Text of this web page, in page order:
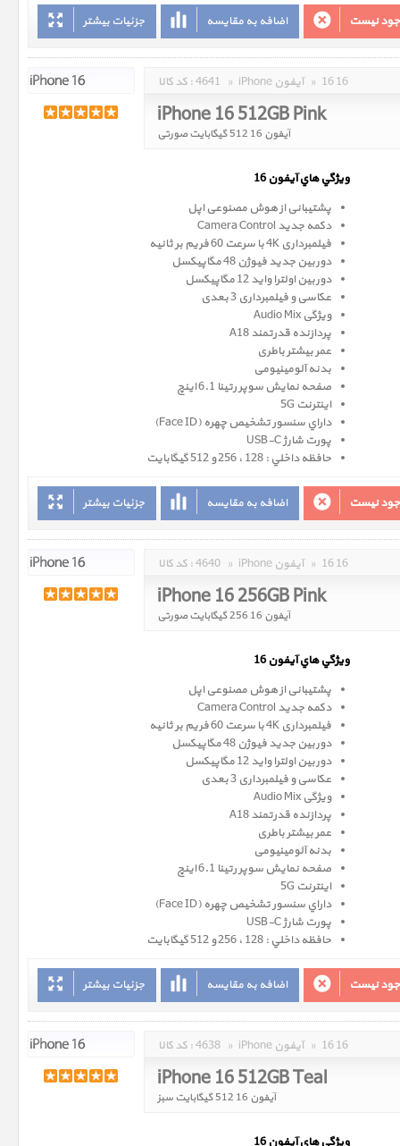
جزئیات بیشتر اضافه به مقایسه نیست
کد کالا : 4641 » iPhone آیفون » 16 16
iPhone 16 512GB Pink
آیفون 16 512 گیگابایت صورتی
ويژگي هاي آيفون 16
پشتیبانی از هوش مصنوعی اپل
دکمه جدید Camera Control
فیلمبرداری 4K با سرعت 60 فریم بر ثانیه
دوربین جدید فیوژن 48 مگاپیکسل
دوربین اولترا واید 12 مگاپیکسل
عکاسی و فیلمبرداری 3 بعدی
ویژگی Audio Mix
پردازنده قدرتمند A18
عمر بیشتر باطری
بدنه آلومینیومی
صفحه نمايش سوپر رتينا 6.1 اينچ
اینترنت 5G
داراي سنسور تشخيص چهره (Face ID)
پورت شارژ USB-C
حافظه داخلي : 128 ، 256 و 512 گيگابايت
جزئیات بیشتر اضافه به مقایسه نیست
کد کالا : 4640 » iPhone آیفون » 16 16
iPhone 16 256GB Pink
آیفون 16 256 گیگابایت صورتی
ويژگي هاي آيفون 16
پشتیبانی از هوش مصنوعی اپل
دکمه جدید Camera Control
فیلمبرداری 4K با سرعت 60 فریم بر ثانیه
دوربین جدید فیوژن 48 مگاپیکسل
دوربین اولترا واید 12 مگاپیکسل
عکاسی و فیلمبرداری 3 بعدی
ویژگی Audio Mix
پردازنده قدرتمند A18
عمر بیشتر باطری
بدنه آلومینیومی
صفحه نمايش سوپر رتينا 6.1 اينچ
اینترنت 5G
داراي سنسور تشخيص چهره (Face ID)
پورت شارژ USB-C
حافظه داخلي : 128 ، 256 و 512 گيگابايت
جزئیات بیشتر اضافه به مقایسه نیست
کد کالا : 4638 » iPhone آیفون » 16 16
iPhone 16 512GB Teal
آیفون 16 512 گیگابایت سبز
ويژگي هاي آيفون 16